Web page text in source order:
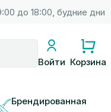
до 18:00, будние дни
Войти Корзина
Брендированная